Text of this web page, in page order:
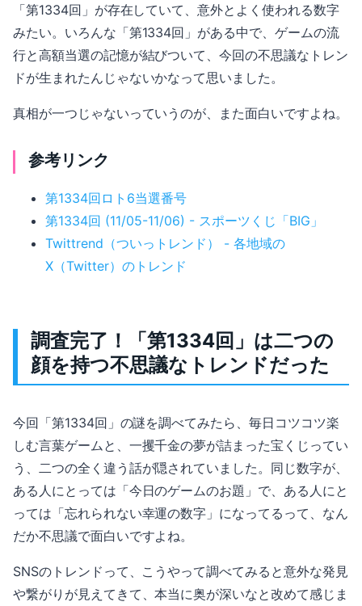
「第1334回」が存在していて、意外とよく使われる数字
みたい。いろんな「第1334回」がある中で、ゲームの流
行と高額当選の記憶が結びついて、今回の不思議なトレン
ドが生まれたんじゃないかなって思いました。
真相が一つじゃないっていうのが、また面白いですよね。
参考リンク
第1334回ロト6当選番号
第1334回 (11/05-11/06) - スポーツくじ「BIG」
Twittrend（ついっトレンド） - 各地域の
X（Twitter）のトレンド
調査完了！「第1334回」は二つの
顔を持つ不思議なトレンドだった
今回「第1334回」の謎を調べてみたら、毎日コツコツ楽
しむ言葉ゲームと、一攫千金の夢が詰まった宝くじってい
う、二つの全く違う話が隠されていました。同じ数字が、
ある人にとっては「今日のゲームのお題」で、ある人にと
っては「忘れられない幸運の数字」になってるって、なん
だか不思議で面白いですよね。
SNSのトレンドって、こうやって調べてみると意外な発見
や繋がりが見えてきて、本当に奥が深いなと改めて感じま